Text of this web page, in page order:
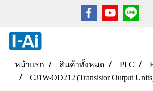
หน้าแรก สินค้าทั้งหมด PLC
CJ1W-OD212 (Transistor Output